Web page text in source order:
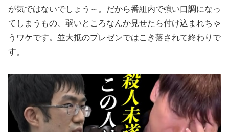
が気ではないでしょう～。だから番組内で強い口調になっ
てしまうもの、弱いところなんか見せたら付け込まれちゃ
うワケです。並大抵のプレゼンではこき落されて終わりで
す。